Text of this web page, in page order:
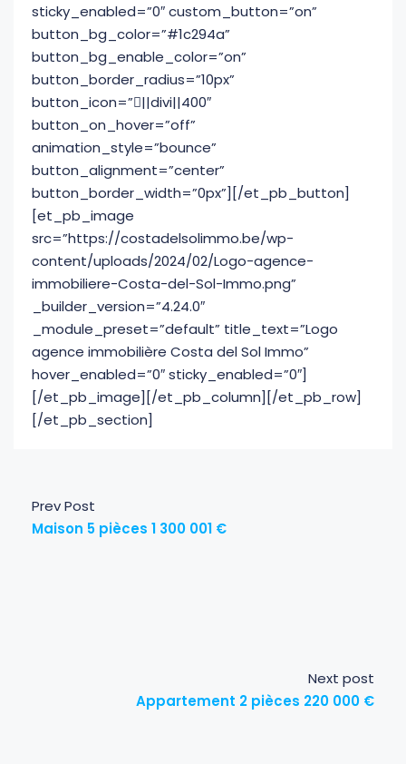
sticky_enabled=”0″ custom_button=”on”
button_bg_color=”#1c294a”
button_bg_enable_color=”on”
button_border_radius=”10px”
button_icon=”||divi||400″
button_on_hover=”off”
animation_style=”bounce”
button_alignment=”center”
button_border_width=”0px”][/et_pb_button]
[et_pb_image
src=”https://costadelsolimmo.be/wp-
content/uploads/2024/02/Logo-agence-
immobiliere-Costa-del-Sol-Immo.png”
_builder_version=”4.24.0″
_module_preset=”default” title_text=”Logo
agence immobilière Costa del Sol Immo”
hover_enabled=”0″ sticky_enabled=”0″]
[/et_pb_image][/et_pb_column][/et_pb_row]
[/et_pb_section]
Prev Post
Maison 5 pièces 1 300 001 €
Next post
Appartement 2 pièces 220 000 €